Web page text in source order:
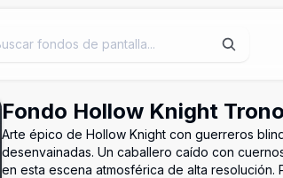
Fondo Hollow Knight
Arte épico de Hollow Knight con guerreros
desenvainadas. Un caballero caído con
en esta escena atmosférica de alta